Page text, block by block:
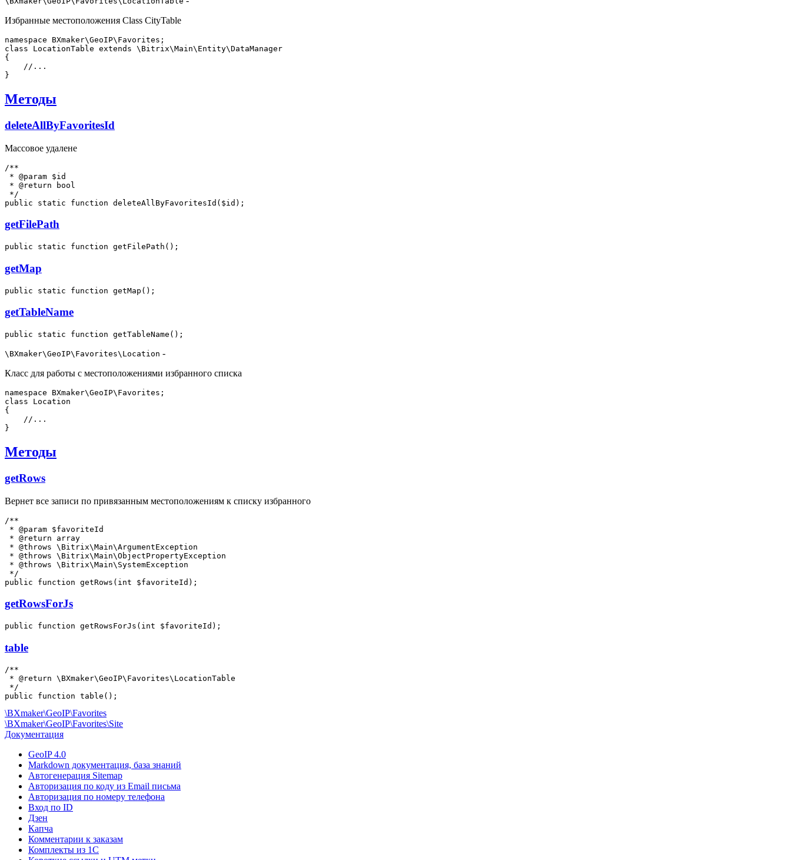
Избранные местоположения Class CityTable
namespace BXmaker\GeoIP\Favorites;
class LocationTable extends \Bitrix\Main\Entity\DataManager
{
    //...
Методы
deleteAllByFavoritesId
Массовое удалене
/**
* @param $id
* @return bool
*/
getFilePath
getMap
getTableName
\BXmaker\GeoIP\Favorites\Location -
Класс для работы с местоположениями избранного списка
namespace BXmaker\GeoIP\Favorites;
class Location
{
    //...
Методы
getRows
Вернет все записи по привязанным местоположениям к списку избранного
/**
* @param $favoriteId
* @return array
* @throws \Bitrix\Main\ArgumentException
* @throws \Bitrix\Main\ObjectPropertyException
* @throws \Bitrix\Main\SystemException
*/
getRowsForJs
table
/**
* @return \BXmaker\GeoIP\Favorites\LocationTable
*/
\BXmaker\GeoIP\Favorites
\BXmaker\GeoIP\Favorites\Site
Документация
GeoIP 4.0
Markdown документация, база знаний
Автогенерация Sitemap
Авторизация по коду из Email письма
Авторизация по номеру телефона
Вход по ID
Дзен
Капча
Комментарии к заказам
Комплекты из 1C